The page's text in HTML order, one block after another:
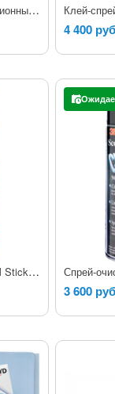
Бокс для модерационных маркеров
4 400
Клей-карандаш 3M Stick, временной фиксации
3 600